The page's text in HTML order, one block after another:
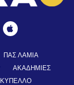
ΠΑΣ ΛΑΜΙΑ
ΑΚΑΔΗΜΙΕΣ
ΚΥΠΕΛΛΟ